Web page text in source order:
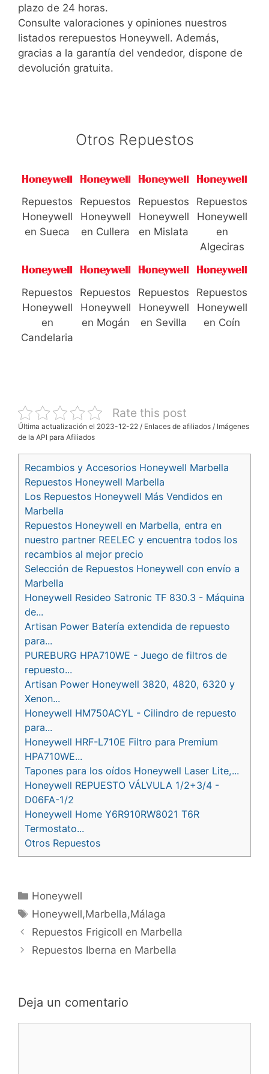
plazo de 24 horas.
Consulte valoraciones y opiniones nuestros
listados rerepuestos Honeywell. Además,
gracias a la garantía del vendedor, dispone de
devolución gratuita.
Otros Repuestos
Repuestos
Honeywell
en Sueca
Repuestos
Honeywell
en Cullera
Repuestos
Honeywell
en Mislata
Repuestos
Honeywell
en
Algeciras
Repuestos
Honeywell
en
Candelaria
Repuestos
Honeywell
en Mogán
Repuestos
Honeywell
en Sevilla
Repuestos
Honeywell
en Coín
Rate this post
Última actualización el 2023-12-22 / Enlaces de afiliados / Imágenes
de la API para Afiliados
Recambios y Accesorios Honeywell Marbella
Repuestos Honeywell Marbella
Los Repuestos Honeywell Más Vendidos en
Marbella
Repuestos Honeywell en Marbella, entra en
nuestro partner REELEC y encuentra todos los
recambios al mejor precio
Selección de Repuestos Honeywell con envío a
Marbella
Honeywell Resideo Satronic TF 830.3 - Máquina
de...
Artisan Power Batería extendida de repuesto
para...
PUREBURG HPA710WE - Juego de filtros de
repuesto...
Artisan Power Honeywell 3820, 4820, 6320 y
Xenon...
Honeywell HM750ACYL - Cilindro de repuesto
para...
Honeywell HRF-L710E Filtro para Premium
HPA710WE...
Tapones para los oídos Honeywell Laser Lite,...
Honeywell REPUESTO VÁLVULA 1/2+3/4 -
D06FA-1/2
Honeywell Home Y6R910RW8021 T6R
Termostato...
Otros Repuestos
Categorías
Honeywell
Etiquetas
Honeywell,Marbella,Málaga
Navegación
de
entradas
Repuestos Frigicoll en Marbella
Repuestos Iberna en Marbella
Deja un comentario